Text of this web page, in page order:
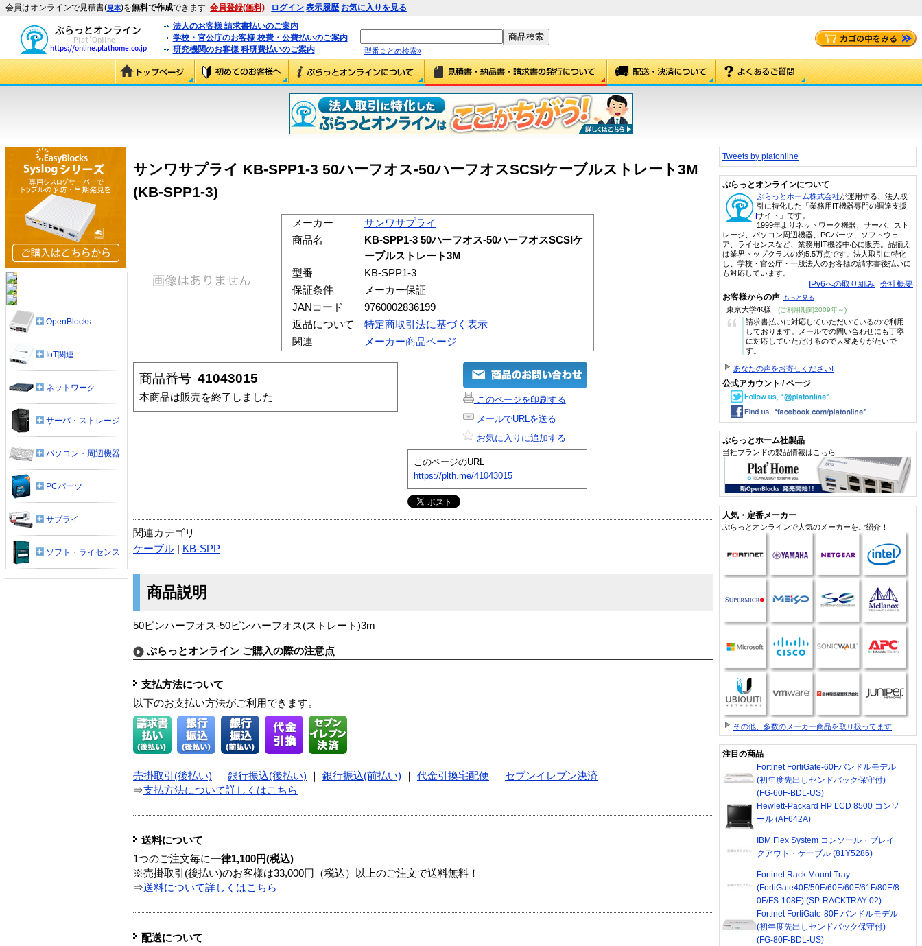
会員はオンラインで見積書(見本)を無料で作成できます 会員登録(無料) ログイン 表示履歴 お気に入りを見る
法人のお客様 請求書払いのご案内
学校・官公庁のお客様 校費・公費払いのご案内
研究機関のお客様 科研費払いのご案内
型番まとめ検索»
サンワサプライ KB-SPP1-3 50ハーフオス-50ハーフオスSCSIケーブルストレート3M
(KB-SPP1-3)
メーカー
サンワサプライ
商品名
KB-SPP1-3 50ハーフオス-50ハーフオスSCSIケ
ーブルストレート3M
型番
KB-SPP1-3
保証条件
メーカー保証
JANコード
9760002836199
返品について
特定商取引法に基づく表示
関連
メーカー商品ページ
商品番号 41043015
本商品は販売を終了しました
このページを印刷する
メールでURLを送る
お気に入りに追加する
このページのURL
https://plth.me/41043015
関連カテゴリ
ケーブル
KB-SPP
商品説明
50ピンハーフオス-50ピンハーフオス(ストレート)3m
ぷらっとオンライン ご購入の際の注意点
支払方法について
以下のお支払い方法がご利用できます。
売掛取引(後払い) 銀行振込(後払い) 銀行振込(前払い) 代金引換宅配便
セブンイレブン決済
⇒支払方法について詳しくはこちら
送料について
1つのご注文毎に一律1,100円(税込)
※売掛取引(後払い)のお客様は33,000円（税込）以上のご注文で送料無料！
⇒送料について詳しくはこちら
配送について
OpenBlocks
IoT関連
ネットワーク
サーバ・ストレージ
パソコン・周辺機器
PCパーツ
サプライ
ソフト・ライセンス
Tweets by platonline
ぷらっとオンラインについて
ぷらっとホーム株式会社が運用する、法人取
引に特化した「業務用IT機器専門の調達支援
サイト」です。
1999年よりネットワーク機器、サーバ、スト
レージ、パソコン周辺機器、PCパーツ、ソフトウェ
ア、ライセンスなど、業務用IT機器中心に販売。品揃え
は業界トップクラスの約5.5万点です。法人取引に特化
し、学校・官公庁・一般法人のお客様の請求書後払いに
も対応しています。
IPv6への取り組み 会社概要
お客様からの声 もっと見る
東京大学/K様 (ご利用期間2009年～)
“
請求書払いに対応していただいているので利用
しております。メールでの問い合わせにも丁寧
に対応していただけるので大変ありがたいで
す。
あなたの声をお寄せください!
公式アカウント / ページ
ぷらっとホーム社製品
当社ブランドの製品情報はこちら
人気・定番メーカー
ぷらっとオンラインで人気のメーカーをご紹介！
その他、多数のメーカー商品を取り扱ってます
注目の商品
Fortinet FortiGate-60Fバンドルモデル
(初年度先出しセンドバック保守付)
(FG-60F-BDL-US)
Hewlett-Packard HP LCD 8500 コンソ
ール (AF642A)
IBM Flex System コンソール・ブレイ
クアウト・ケーブル (81Y5286)
Fortinet Rack Mount Tray
(FortiGate40F/50E/60E/60F/61F/80E/8
0F/FS-108E) (SP-RACKTRAY-02)
Fortinet FortiGate-80F バンドルモデル
(初年度先出しセンドバック保守付)
(FG-80F-BDL-US)